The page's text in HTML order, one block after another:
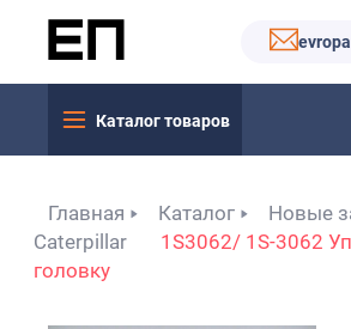
Каталог товаров
Главная Каталог
Новые
Caterpillar
1S3062/ 1S-3062
головку